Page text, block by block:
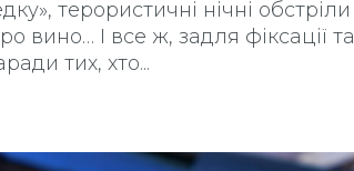
терористичні нічні обстріли
вино… І все ж, задля фіксації та
тих, хто